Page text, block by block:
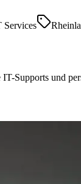
Services
Supports und